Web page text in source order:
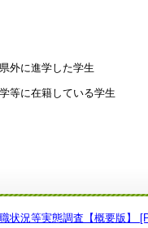
に進学した学生
に在籍している学生
状況等実態調査【概要版】